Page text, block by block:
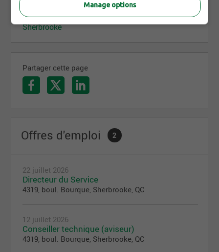
Voir toutes les photos et vidéos de Audi
Sherbrooke
Partager cette page
Offres d'emploi 2
22 juillet 2026
Directeur du Service
4319, boul. Bourque, Sherbrooke, QC
12 juillet 2026
Conseiller technique (aviseur)
4319, boul. Bourque, Sherbrooke, QC
Manage options